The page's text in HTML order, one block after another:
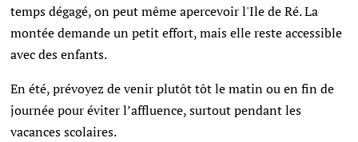
temps dégagé, on peut même apercevoir l'Ile de Ré. La
montée demande un petit effort, mais elle reste accessible
avec des enfants.
En été, prévoyez de venir plutôt tôt le matin ou en fin de
journée pour éviter l’affluence, surtout pendant les
vacances scolaires.